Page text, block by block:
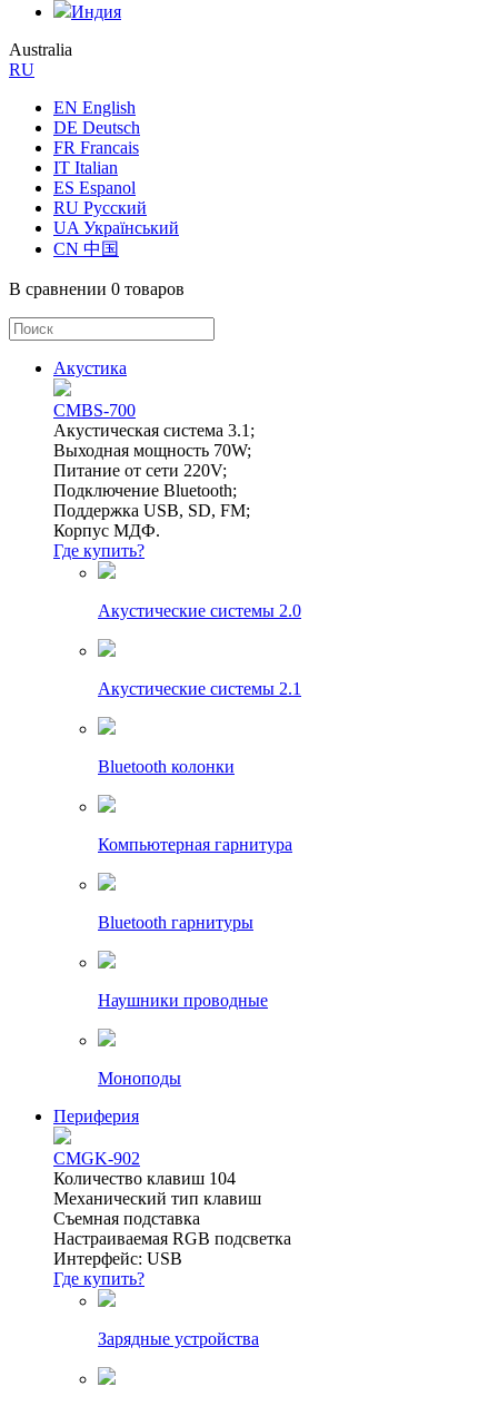
Индия
Australia
RU
EN English
DE Deutsch
FR Francais
IT Italian
ES Espanol
RU Русский
UA Український
CN 中国
В сравнении 0 товаров
Акустика
CMBS-700
Акустическая система 3.1;
Выходная мощность 70W;
Питание от сети 220V;
Подключение Bluetooth;
Поддержка USB, SD, FM;
Корпус МДФ.
Где купить?
Акустические системы 2.0
Акустические системы 2.1
Bluetooth колонки
Компьютерная гарнитура
Bluetooth гарнитуры
Наушники проводные
Моноподы
Периферия
CMGK-902
Количество клавиш 104
Механический тип клавиш
Съемная подставка
Настраиваемая RGB подсветка
Интерфейс: USB
Где купить?
Зарядные устройства